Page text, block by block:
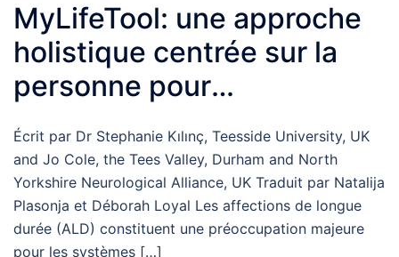
MyLifeTool: une approche
holistique centrée sur la
personne pour
l’autogestion des
affections de longue durée
Écrit par Dr Stephanie Kılınç, Teesside University, UK
and Jo Cole, the Tees Valley, Durham and North
Yorkshire Neurological Alliance, UK Traduit par Natalija
Plasonja et Déborah Loyal Les affections de longue
durée (ALD) constituent une préoccupation majeure
pour les systèmes […]